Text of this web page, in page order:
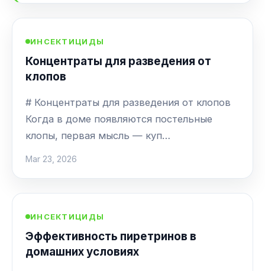
ИНСЕКТИЦИДЫ
Концентраты для разведения от
клопов
# Концентраты для разведения от клопов
Когда в доме появляются постельные
клопы, первая мысль — куп…
Mar 23, 2026
ИНСЕКТИЦИДЫ
Эффективность пиретринов в
домашних условиях